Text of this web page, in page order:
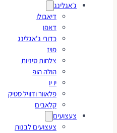
ג׳אגלינג
דיאבולו
דאפו
כדורי ג'אגלינג
פויז
צלחות סיניות
הולה הופ
יו יו
פלאוור ודוויל סטיק
קלאבים
צעצועים
צעצועים לבנות